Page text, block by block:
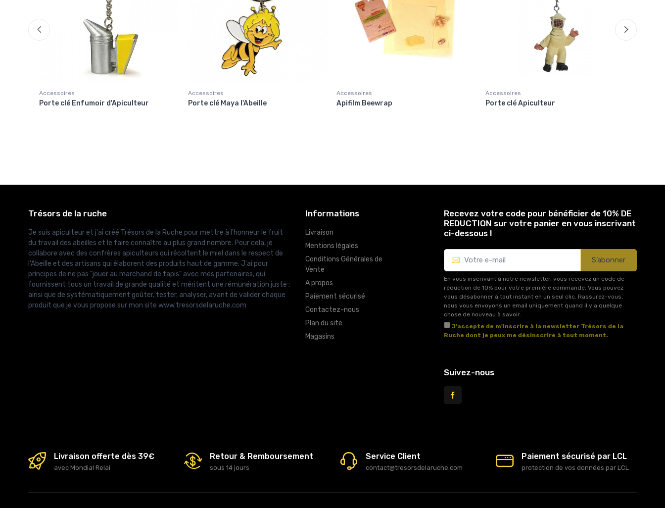
Accessoires
Porte clé Enfumoir d'Apiculteur
Accessoires
Porte clé Maya l'Abeille
Accessoires
Apifilm Beewrap
Accessoires
Porte clé Apiculteur
Trésors de la ruche
Je suis apiculteur et j'ai créé Trésors de la Ruche pour mettre à l'honneur le fruit
du travail des abeilles et le faire connaître au plus grand nombre. Pour cela, je
collabore avec des confrères apiculteurs qui récoltent le miel dans le respect de
l'Abeille et des artisans qui élaborent des produits haut de gamme. J'ai pour
principes de ne pas "jouer au marchand de tapis" avec mes partenaires, qui
fournissent tous un travail de grande qualité et méritent une rémunération juste ;
ainsi que de systématiquement goûter, tester, analyser, avant de valider chaque
produit que je vous propose sur mon site www.tresorsdelaruche.com
Informations
Livraison
Mentions légales
Conditions Générales de
Vente
A propos
Paiement sécurisé
Contactez-nous
Plan du site
Magasins
Recevez votre code pour bénéficier de 10% DE
REDUCTION sur votre panier en vous inscrivant
ci-dessous !
S’abonner
En vous inscrivant à notre newsletter, vous recevez un code de
réduction de 10% pour votre première commande. Vous pouvez
vous désabonner à tout instant en un seul clic. Rassurez-vous,
nous vous envoyons un email uniquement quand il y a quelque
chose de nouveau à savoir.
J'accepte de m'inscrire à la newsletter Trésors de la
Ruche dont je peux me désinscrire à tout moment.
Suivez-nous
Livraison offerte dès 39€
avec Mondial Relai
Retour & Remboursement
sous 14 jours
Service Client
contact@tresorsdelaruche.com
Paiement sécurisé par LCL
protection de vos données par LCL